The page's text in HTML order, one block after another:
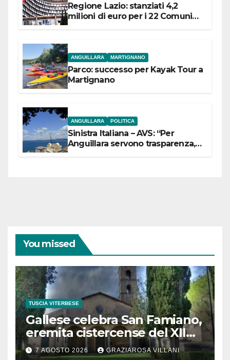
Regione Lazio: stanziati 4,2
milioni di euro per i 22 Comuni
ANGUILLARA MARTIGNANO
Parco: successo per Kayak Tour a
Martignano
ANGUILLARA POLITICA
Sinistra Italiana – AVS: “Per
Anguillara servono trasparenza,
You missed
TUSCIA VITERBESE
Gallese celebra San Famiano,
eremita cistercense del XII
secolo
7 AGOSTO 2026 GRAZIAROSA VILLANI